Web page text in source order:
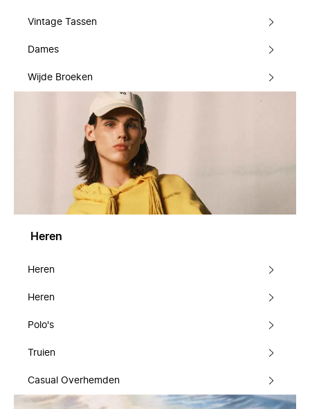
Vintage Tassen
Dames
Wijde Broeken
Heren
Heren
Heren
Polo's
Truien
Casual Overhemden